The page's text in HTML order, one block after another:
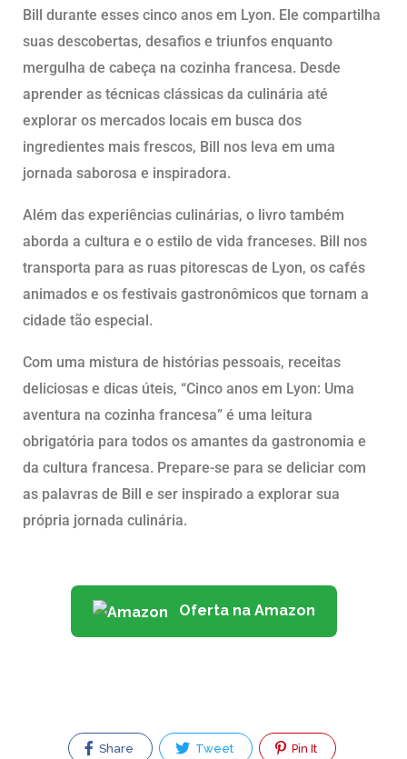
Bill durante esses cinco anos em Lyon. Ele compartilha
suas descobertas, desafios e triunfos enquanto
mergulha de cabeça na cozinha francesa. Desde
aprender as técnicas clássicas da culinária até
explorar os mercados locais em busca dos
ingredientes mais frescos, Bill nos leva em uma
jornada saborosa e inspiradora.
Além das experiências culinárias, o livro também
aborda a cultura e o estilo de vida franceses. Bill nos
transporta para as ruas pitorescas de Lyon, os cafés
animados e os festivais gastronômicos que tornam a
cidade tão especial.
Com uma mistura de histórias pessoais, receitas
deliciosas e dicas úteis, “Cinco anos em Lyon: Uma
aventura na cozinha francesa” é uma leitura
obrigatória para todos os amantes da gastronomia e
da cultura francesa. Prepare-se para se deliciar com
as palavras de Bill e ser inspirado a explorar sua
própria jornada culinária.
Oferta na Amazon
Share Tweet Pin It